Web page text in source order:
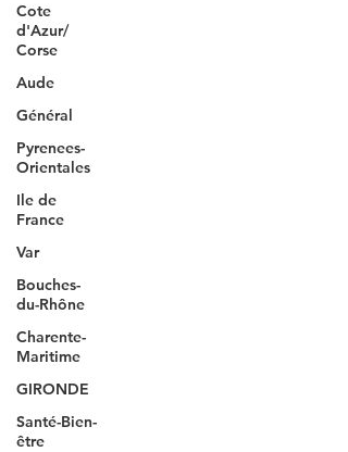
Cote
d'Azur/
Corse
Aude
Général
Pyrenees-
Orientales
Ile de
France
Var
Bouches-
du-Rhône
Charente-
Maritime
GIRONDE
Santé-Bien-
être